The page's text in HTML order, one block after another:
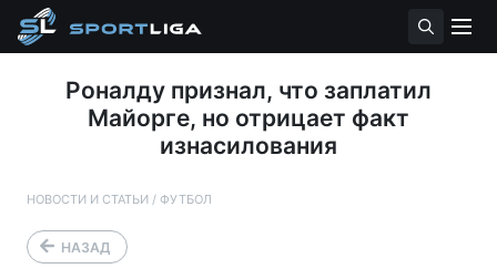
Роналду признал, что заплатил
Майорге, но отрицает факт
изнасилования
НОВОСТИ И СТАТЬИ / ФУТБОЛ
НАЗАД